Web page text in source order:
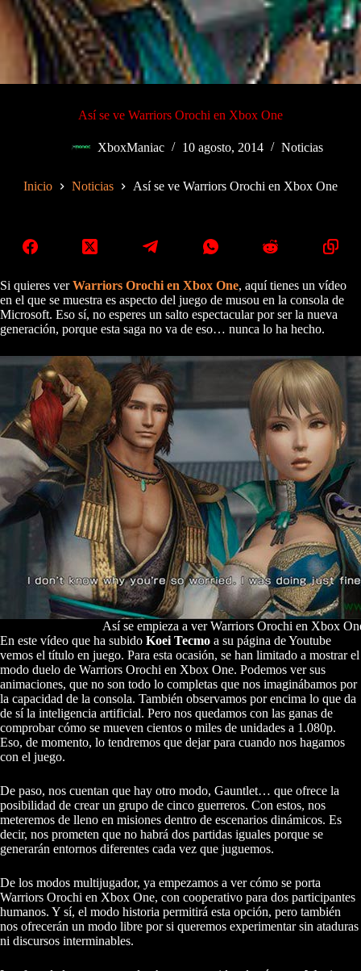
Así se ve Warriors Orochi en Xbox One
XboxManiac 10 agosto, 2014 Noticias
Inicio Noticias Así se ve Warriors Orochi en Xbox One
Si quieres verWarriors Orochi en Xbox One, aquí tienes un vídeo
en el que se muestra es aspecto del juego de musou en la consola de
Microsoft. Eso sí, no esperes un salto espectacular por ser la nueva
generación, porque esta saga no va de eso… nunca lo ha hecho.
Así se empieza a ver Warriors Orochi en Xbox
En este vídeo que ha subido Koei Tecmo a su página de Youtube
vemos el título en juego. Para esta ocasión, se han limitado a mostrar el
modo duelo de Warriors Orochi en Xbox One. Podemos ver sus
animaciones, que no son todo lo completas que nos imaginábamos por
la capacidad de la consola. También observamos por encima lo que da
de sí la inteligencia artificial. Pero nos quedamos con las ganas de
comprobar cómo se mueven cientos o miles de unidades a 1.080p.
Eso, de momento, lo tendremos que dejar para cuando nos hagamos
con el juego.
De paso, nos cuentan que hay otro modo, Gauntlet… que ofrece la
posibilidad de crear un grupo de cinco guerreros. Con estos, nos
meteremos de lleno en misiones dentro de escenarios dinámicos. Es
decir, nos prometen que no habrá dos partidas iguales porque se
generarán entornos diferentes cada vez que juguemos.
De los modos multijugador, ya empezamos a ver cómo se porta
Warriors Orochi en Xbox One, con cooperativo para dos participantes
humanos. Y sí, el modo historia permitirá esta opción, pero también
nos ofrecerán un modo libre por si queremos experimentar sin ataduras
ni discursos interminables.